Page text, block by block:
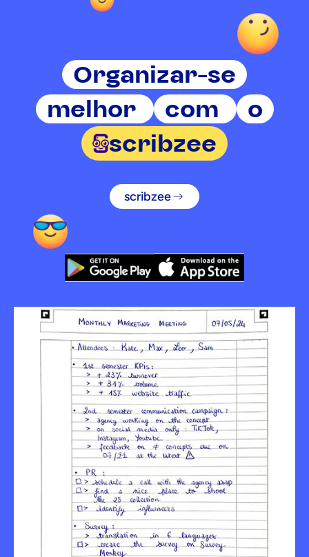
Organizar-se
melhor
com
o
scribzee
scribzee